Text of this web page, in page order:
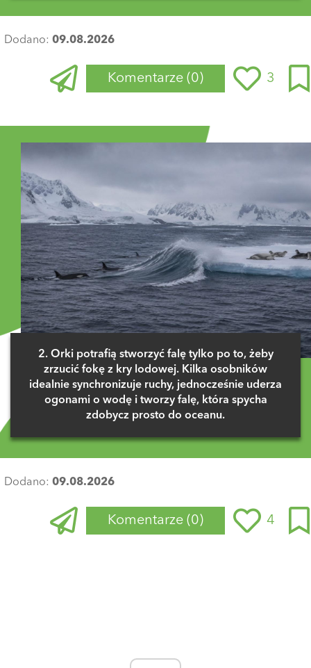
Dodano: 09.08.2026
Komentarze (0) 3
2. Orki potrafią stworzyć falę tylko po to, żeby
zrzucić fokę z kry lodowej. Kilka osobników
idealnie synchronizuje ruchy, jednocześnie uderza
ogonami o wodę i tworzy falę, która spycha
zdobycz prosto do oceanu.
Dodano: 09.08.2026
Komentarze (0) 4